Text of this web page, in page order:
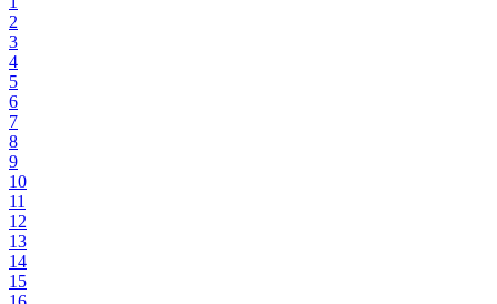
2
3
4
5
6
7
8
9
10
11
12
13
14
15